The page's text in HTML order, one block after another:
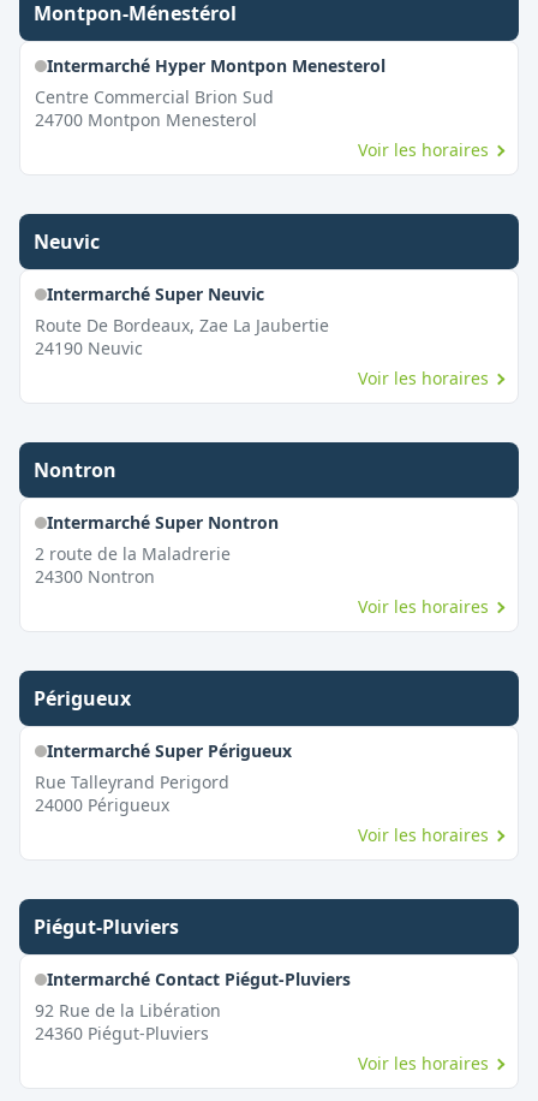
Montpon-Ménestérol
Intermarché Hyper Montpon Menesterol
Centre Commercial Brion Sud
24700 Montpon Menesterol
Voir les horaires
Neuvic
Intermarché Super Neuvic
Route De Bordeaux, Zae La Jaubertie
24190 Neuvic
Voir les horaires
Nontron
Intermarché Super Nontron
2 route de la Maladrerie
24300 Nontron
Voir les horaires
Périgueux
Intermarché Super Périgueux
Rue Talleyrand Perigord
24000 Périgueux
Voir les horaires
Piégut-Pluviers
Intermarché Contact Piégut-Pluviers
92 Rue de la Libération
24360 Piégut-Pluviers
Voir les horaires